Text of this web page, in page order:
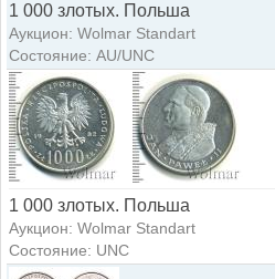
1 000 злотых. Польша
Аукцион: Wolmar Standart
Состояние: AU/UNC
1 000 злотых. Польша
Аукцион: Wolmar Standart
Состояние: UNC